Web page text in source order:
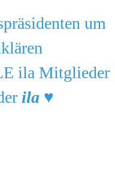
um
ila Mitglieder
ila♥️